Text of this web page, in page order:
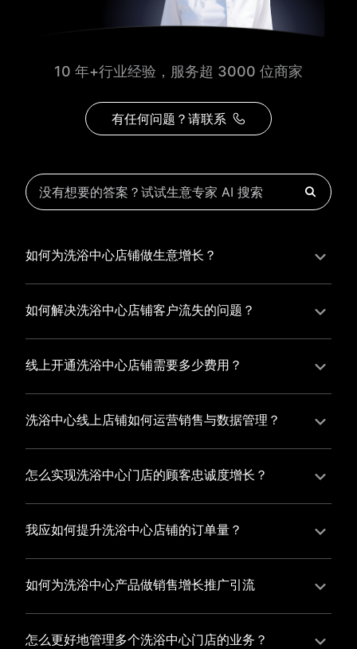
10 年+行业经验，服务超 3000 位商家
有任何问题？请联系
如何为洗浴中心店铺做生意增长？
为洗浴中心店铺实现持续生意增长，您可以通过有赞新
零售的一体化解决方案，整合线上线下资源，实现商品
中心店铺的运营效率，促进业务增长。
如何解决洗浴中心店铺客户流失的问题？
洗浴中心店铺精细化运营，有赞私域运营助您轻松解决
客户流失问题，通过有赞微商城、有赞小程序商城搭建
升复购率，实现业绩增长！
线上开通洗浴中心店铺需要多少费用？
选择有赞新零售，您可以开通洗浴中心店铺，快速搭建
属于您的有赞微商城，我们为您提供有赞微商城、有赞
与您共同打造独具特色的品牌，携手共创辉煌事业！
洗浴中心线上店铺如何运营销售与数据管理？
有赞新零售旗下的有赞微商城、有赞私域运营和有赞小
程序商城，为您的线上店铺提供一站式解决方案，从运
态。
怎么实现洗浴中心门店的顾客忠诚度增长？
您可以使用有赞的会员管理系统，建立自己的会员体
系，通过赠送积分、折扣等福利来吸引顾客再次购买，
度。
我应如何提升洗浴中心店铺的订单量？
您可以使用有赞的裂变营销功能，通过给用户发放优惠
券、邀请好友等方式，吸引更多的用户下单购买，并激
如何为洗浴中心产品做销售增长推广引流
有赞新零售旗下产品营销工具、比如优惠券、满减活动
等，吸引更多客户到店消费。另外，通过有赞的微信公
怎么更好地管理多个洗浴中心门店的业务？